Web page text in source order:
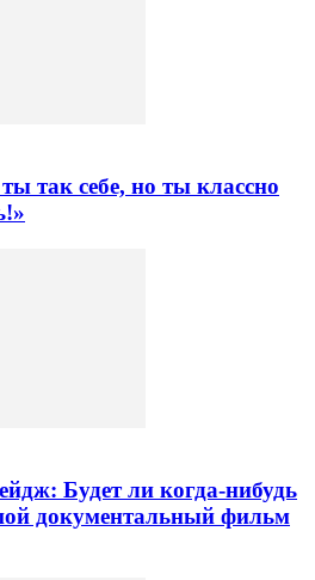
так себе, но ты классно
Будет ли когда-нибудь
документальный фильм